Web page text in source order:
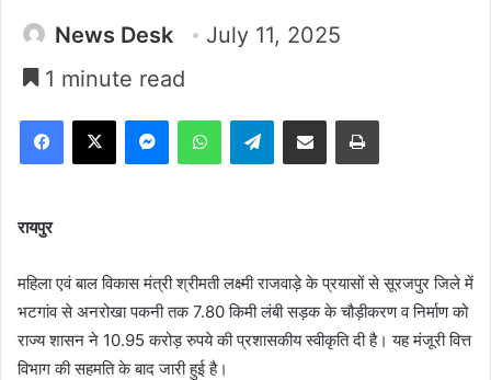
News Desk
July 11, 2025
1 minute read
Facebook
X MessengerWhatsAppTelegramShare via Email Print
रायपुर
महिला एवं बाल विकास मंत्री श्रीमती लक्ष्मी राजवाड़े के प्रयासों से सूरजपुर जिले में
भटगांव से अनरोखा पकनी तक 7.80 किमी लंबी सड़क के चौड़ीकरण व निर्माण को
राज्य शासन ने 10.95 करोड़ रुपये की प्रशासकीय स्वीकृति दी है। यह मंजूरी वित्त
विभाग की सहमति के बाद जारी हुई है।